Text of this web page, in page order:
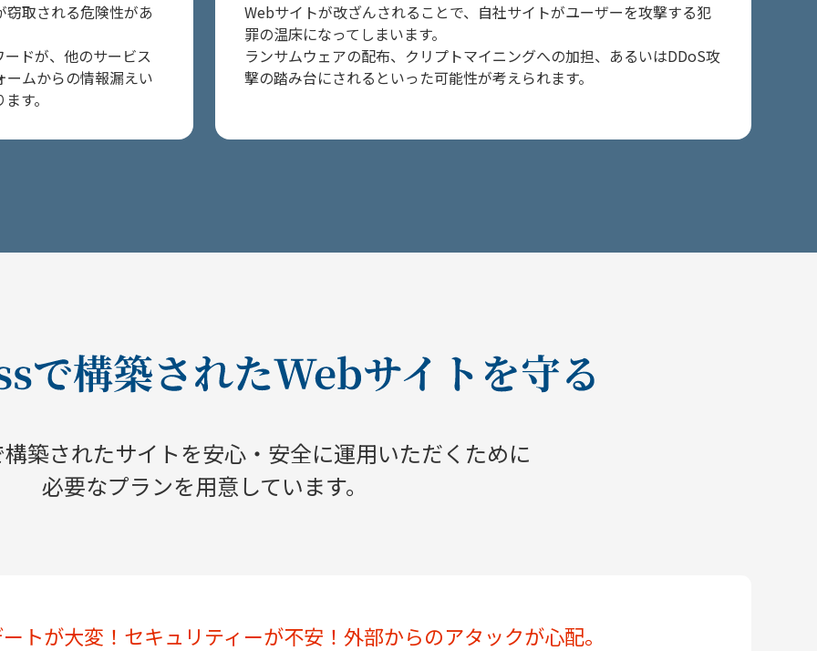
取される危険性があ
ドが、他のサービス
ムからの情報漏えい
す。
Webサイトが改ざんされることで、自社サイトがユーザーを攻撃する犯
罪の温床になってしまいます。
ランサムウェアの配布、クリプトマイニングへの加担、あるいはDDoS攻
撃の踏み台にされるといった可能性が考えられます。
築されたサイトを安心・安全に運用いただくために
必要なプランを用意しています。
トが大変！ セキュリティーが不安！ 外部からのアタックが心配。